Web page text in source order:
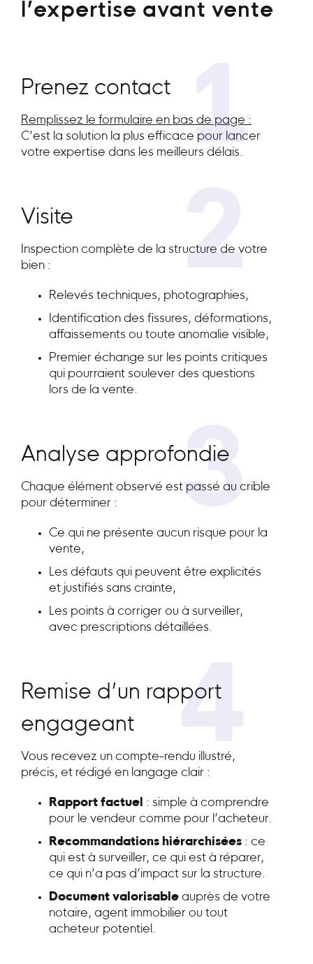
l’expertise avant vente
1
Prenez contact
Remplissez le formulaire en bas de page :
C’est la solution la plus efficace pour lancer
votre expertise dans les meilleurs délais.
2
Visite
Inspection complète de la structure de votre
bien :
Relevés techniques, photographies,
Identification des fissures, déformations,
affaissements ou toute anomalie visible,
Premier échange sur les points critiques
qui pourraient soulever des questions
lors de la vente.
3
Analyse approfondie
Chaque élément observé est passé au crible
pour déterminer :
Ce qui ne présente aucun risque pour la
vente,
Les défauts qui peuvent être explicités
et justifiés sans crainte,
Les points à corriger ou à surveiller,
avec prescriptions détaillées.
4
Remise d’un rapport
engageant
Vous recevez un compte-rendu illustré,
précis, et rédigé en langage clair :
Rapport factuel : simple à comprendre
pour le vendeur comme pour l’acheteur.
Recommandations hiérarchisées : ce
qui est à surveiller, ce qui est à réparer,
ce qui n’a pas d’impact sur la structure.
Document valorisable auprès de votre
notaire, agent immobilier ou tout
acheteur potentiel.